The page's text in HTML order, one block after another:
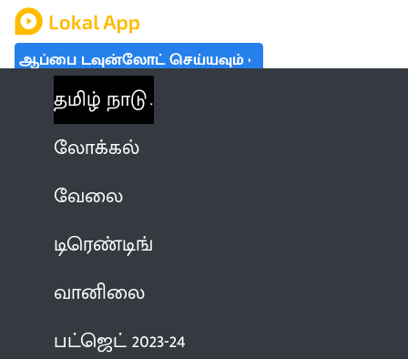
ஆப்பை டவுன்லோட் செய்யவும்
தமிழ் நாடு
லோக்கல்
வேலை
டிரெண்டிங்
வானிலை
பட்ஜெட் 2023-24